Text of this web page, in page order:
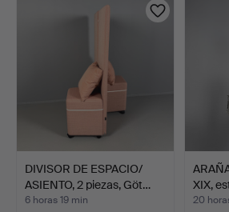
DIVISOR DE ESPACIO/
ASIENTO, 2 piezas, Göt…
6 horas 19 min
XIX,
20